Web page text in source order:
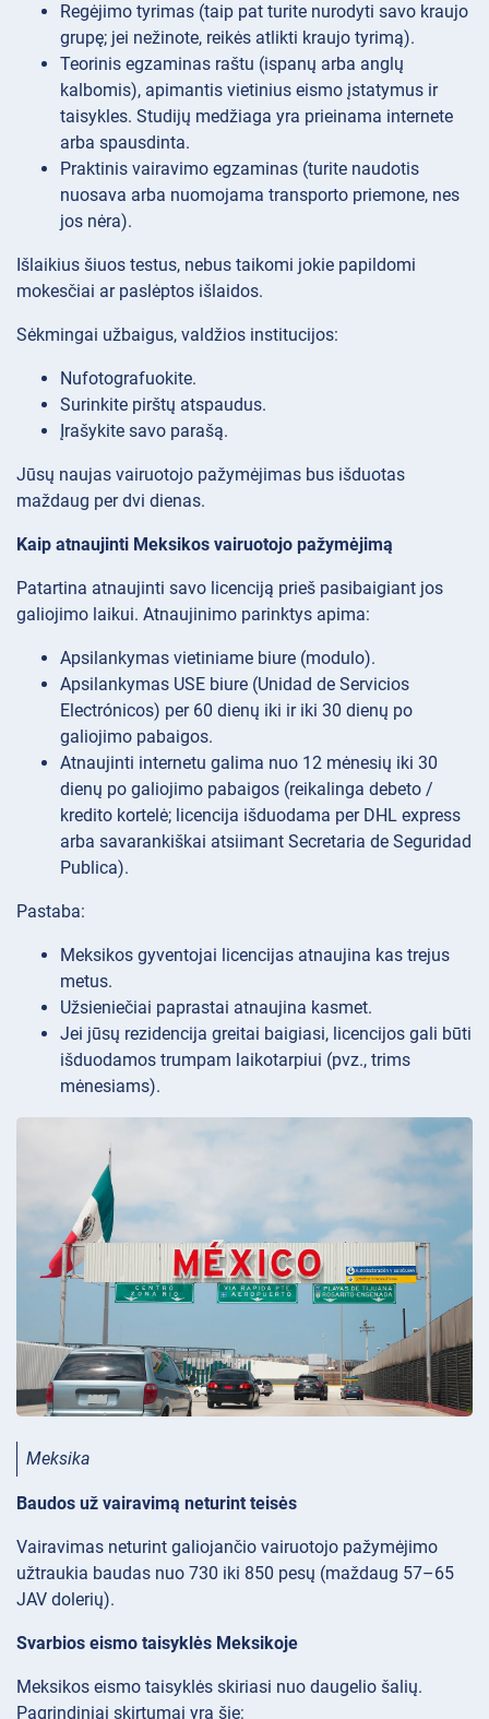
Regėjimo tyrimas (taip pat turite nurodyti savo kraujo
grupę; jei nežinote, reikės atlikti kraujo tyrimą).
Teorinis egzaminas raštu (ispanų arba anglų
kalbomis), apimantis vietinius eismo įstatymus ir
taisykles. Studijų medžiaga yra prieinama internete
arba spausdinta.
Praktinis vairavimo egzaminas (turite naudotis
nuosava arba nuomojama transporto priemone, nes
jos nėra).
Išlaikius šiuos testus, nebus taikomi jokie papildomi
mokesčiai ar paslėptos išlaidos.
Sėkmingai užbaigus, valdžios institucijos:
Nufotografuokite.
Surinkite pirštų atspaudus.
Įrašykite savo parašą.
Jūsų naujas vairuotojo pažymėjimas bus išduotas
maždaug per dvi dienas.
Kaip atnaujinti Meksikos vairuotojo pažymėjimą
Patartina atnaujinti savo licenciją prieš pasibaigiant jos
galiojimo laikui. Atnaujinimo parinktys apima:
Apsilankymas vietiniame biure (modulo).
Apsilankymas USE biure (Unidad de Servicios
Electrónicos) per 60 dienų iki ir iki 30 dienų po
galiojimo pabaigos.
Atnaujinti internetu galima nuo 12 mėnesių iki 30
dienų po galiojimo pabaigos (reikalinga debeto /
kredito kortelė; licencija išduodama per DHL express
arba savarankiškai atsiimant Secretaria de Seguridad
Publica).
Pastaba:
Meksikos gyventojai licencijas atnaujina kas trejus
metus.
Užsieniečiai paprastai atnaujina kasmet.
Jei jūsų rezidencija greitai baigiasi, licencijos gali būti
išduodamos trumpam laikotarpiui (pvz., trims
mėnesiams).
Meksika
Baudos už vairavimą neturint teisės
Vairavimas neturint galiojančio vairuotojo pažymėjimo
užtraukia baudas nuo 730 iki 850 pesų (maždaug 57–65
JAV dolerių).
Svarbios eismo taisyklės Meksikoje
Meksikos eismo taisyklės skiriasi nuo daugelio šalių.
Pagrindiniai skirtumai yra šie: